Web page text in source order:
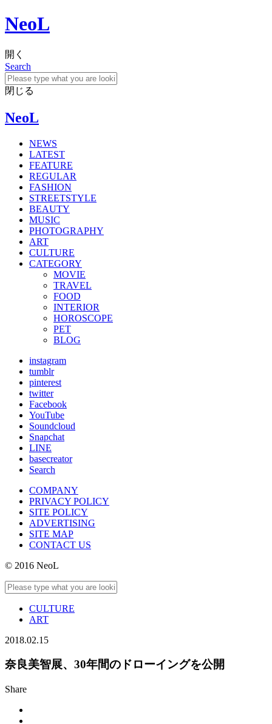
NeoL
開く
Search
閉じる
NeoL
NEWS
LATEST
FEATURE
REGULAR
FASHION
STREETSTYLE
BEAUTY
MUSIC
PHOTOGRAPHY
ART
CULTURE
CATEGORY
MOVIE
TRAVEL
FOOD
INTERIOR
HOROSCOPE
PET
BLOG
instagram
tumblr
pinterest
twitter
Facebook
YouTube
Soundcloud
Snapchat
LINE
basecreator
Search
COMPANY
PRIVACY POLICY
SITE POLICY
ADVERTISING
SITE MAP
CONTACT US
© 2016 NeoL
CULTURE
ART
2018.02.15
奈良美智展、30年間のドローイングを公開
Share